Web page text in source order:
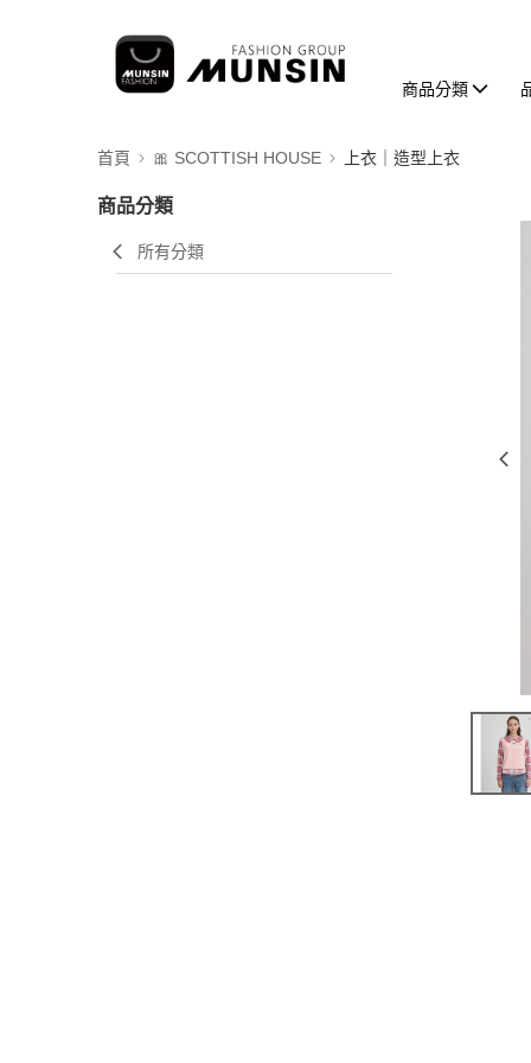
商品分類
首頁 🎀 SCOTTISH HOUSE 上衣｜造型上衣
商品分類
所有分類